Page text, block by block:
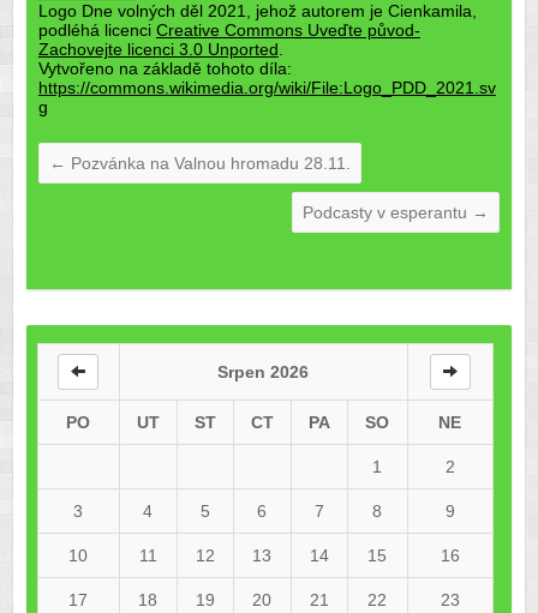
Logo Dne volných děl 2021, jehož autorem je Cienkamila,
podléhá licenci Creative Commons Uveďte původ-
Zachovejte licenci 3.0 Unported.
Vytvořeno na základě tohoto díla:
https://commons.wikimedia.org/wiki/File:Logo_PDD_2021.sv
g
← Pozvánka na Valnou hromadu 28.11.
Podcasty v esperantu →
Srpen 2026
PO UT ST CT PA SO NE
1 2
3 4 5 6 7 8 9
10 11 12 13 14 15 16
17 18 19 20 21 22 23